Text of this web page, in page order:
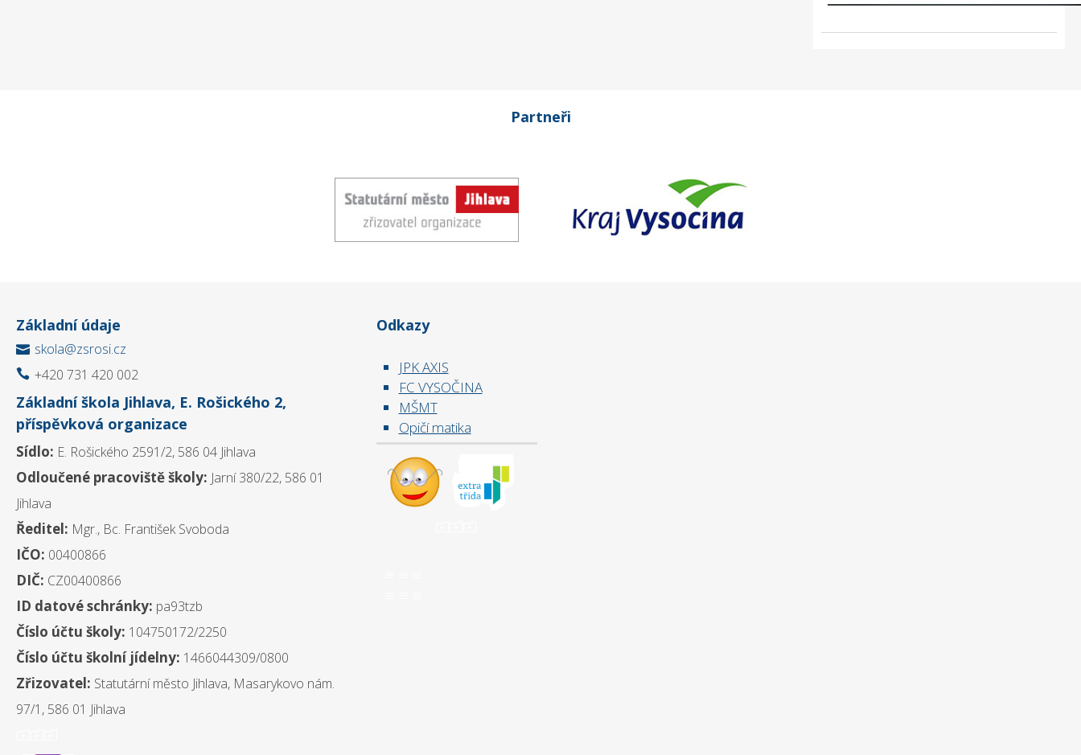
Partneři
Základní údaje
 skola@zsrosi.cz
 +420 731 420 002
Základní škola Jihlava, E. Rošického 2,
příspěvková organizace
Sídlo: E. Rošického 2591/2, 586 04 Jihlava
Odloučené pracoviště školy: Jarní 380/22, 586 01
Jihlava
Ředitel: Mgr., Bc. František Svoboda
IČO: 00400866
DIČ: CZ00400866
ID datové schránky: pa93tzb
Číslo účtu školy: 104750172/2250
Číslo účtu školní jídelny: 1466044309/0800
Zřizovatel: Statutární město Jihlava, Masarykovo nám.
97/1, 586 01 Jihlava
Odkazy
JPK AXIS
FC VYSOČINA
MŠMT
Opičí matika